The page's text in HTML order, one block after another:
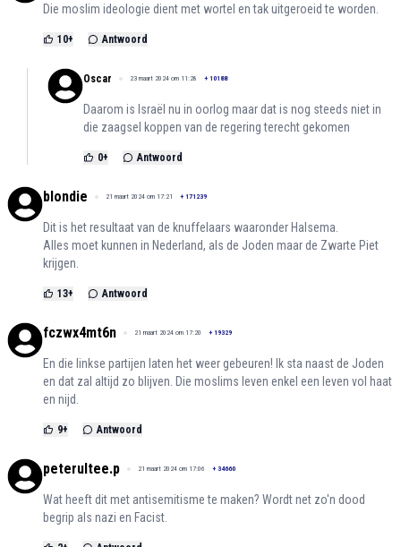
Die moslim ideologie dient met wortel en tak uitgeroeid te worden.
10+ Antwoord
Oscar 23 maart 2024 om 11:28 + 10188
Daarom is Israël nu in oorlog maar dat is nog steeds niet in
die zaagsel koppen van de regering terecht gekomen
0+ Antwoord
blondie 21 maart 2024 om 17:21 + 171239
Dit is het resultaat van de knuffelaars waaronder Halsema.
Alles moet kunnen in Nederland, als de Joden maar de Zwarte Piet
krijgen.
13+ Antwoord
fczwx4mt6n 21 maart 2024 om 17:20 + 19329
En die linkse partijen laten het weer gebeuren! Ik sta naast de Joden
en dat zal altijd zo blijven. Die moslims leven enkel een leven vol haat
en nijd.
9+ Antwoord
peterultee.p 21 maart 2024 om 17:06 + 34660
Wat heeft dit met antisemitisme te maken? Wordt net zo'n dood
begrip als nazi en Facist.